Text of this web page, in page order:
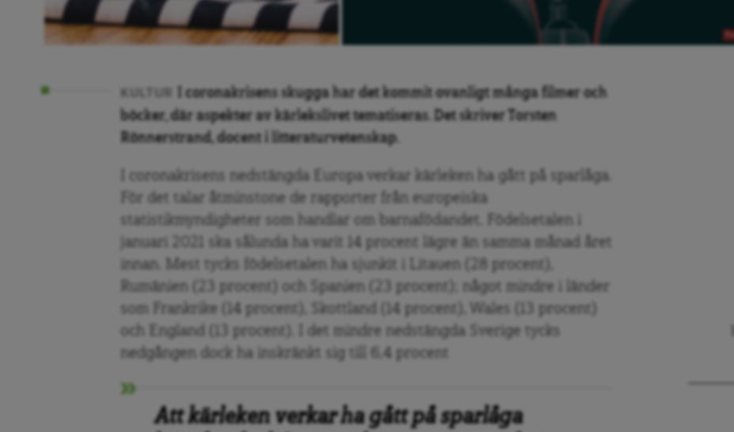
KULTUR
I coronakrisens skugga har det kommit ovanligt många filmer och
böcker, där aspekter av kärlekslivet tematiseras. Det skriver Torsten
Rönnerstrand, docent i litteraturvetenskap.
I coronakrisens nedstängda Europa verkar kärleken ha gått på sparlåga.
För det talar åtminstone de rapporter från europeiska
statistikmyndigheter som handlar om barnafödandet. Födelsetalen i
januari 2021 ska sålunda ha varit 14 procent lägre än samma månad året
innan. Mest tycks födelsetalen ha sjunkit i Litauen (28 procent),
Rumänien (23 procent) och Spanien (23 procent); något mindre i länder
som Frankrike (14 procent), Skottland (14 procent), Wales (13 procent)
och England (13 procent). I det mindre nedstängda Sverige tycks
nedgången dock ha inskränkt sig till 6,4 procent
Att kärleken verkar ha gått på sparlåga